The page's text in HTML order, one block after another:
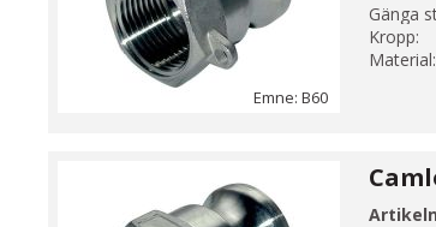
Emne: B60
Kropp:
Material: